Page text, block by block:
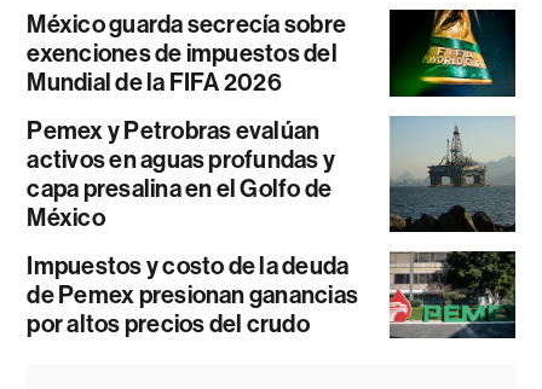
México guarda secrecía sobre
exenciones de impuestos del
Mundial de la FIFA 2026
Pemex y Petrobras evalúan
activos en aguas profundas y
capa presalina en el Golfo de
México
Impuestos y costo de la deuda
de Pemex presionan ganancias
por altos precios del crudo